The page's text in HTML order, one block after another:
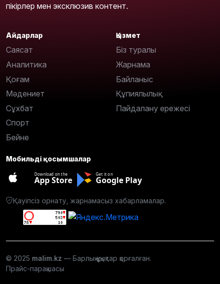
пікірлер мен эксклюзив контент.
Айдарлар
Саясат
Аналитика
Қоғам
Мәдениет
Сұхбат
Спорт
Бейне
Қызмет
Біз туралы
Жарнама
Байланыс
Құпиялылық
Пайдалану ережесі
Мобильді қосымшалар
Download on the
App Store
Get it on
Google Play
Қауіпсіз орнату, жарнамасыз хабарламалар.
© 2025 malim.kz — Барлық құқықтар қорғалған.
Прайс-парақшасы